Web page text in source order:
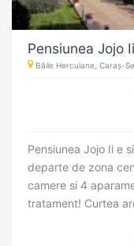
Pensiunea Jojo Ii
Băile Herculane, Caraș-
Pensiunea Jojo Ii e
departe de zona
camere si 4
tratament! Curtea